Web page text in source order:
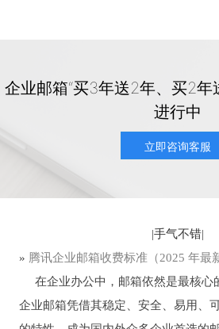
企业邮箱“买3年送2年、买2年
进行中
立即咨询客服
|手气不错|
» 腾讯企业邮箱收费标准（2025 年最
在企业办公中，邮箱依然是最核心
企业邮箱凭借其稳定、安全、易用、